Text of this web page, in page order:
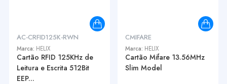
AC-CRFID125K-RWN
Marca: HELIX
Cartão RFID 125KHz de
Leitura e Escrita 512Bit
EEP...
CMIFARE
Marca: HELIX
Cartão Mifare 13.56MHz
Slim Model